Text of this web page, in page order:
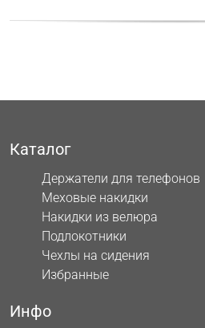
Каталог
Держатели для телефонов
Меховые накидки
Накидки из велюра
Подлокотники
Чехлы на сидения
Избранные
Инфо